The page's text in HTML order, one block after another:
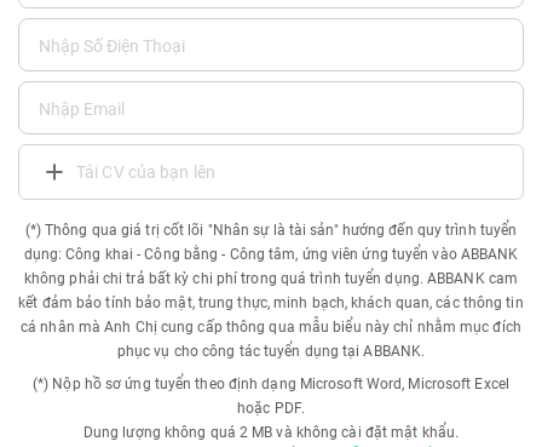
Tải CV của bạn lên
(*) Thông qua giá trị cốt lõi "Nhân sự là tài sản" hướng đến quy trình tuyển
dụng: Công khai - Công bằng - Công tâm, ứng viên ứng tuyển vào ABBANK
không phải chi trả bất kỳ chi phí trong quá trình tuyển dụng. ABBANK cam
kết đảm bảo tính bảo mật, trung thực, minh bạch, khách quan, các thông tin
cá nhân mà Anh Chị cung cấp thông qua mẫu biểu này chỉ nhằm mục đích
phục vụ cho công tác tuyển dụng tại ABBANK.
(*) Nộp hồ sơ ứng tuyển theo định dạng Microsoft Word, Microsoft Excel
hoặc PDF.
Dung lượng không quá 2 MB và không cài đặt mật khẩu.